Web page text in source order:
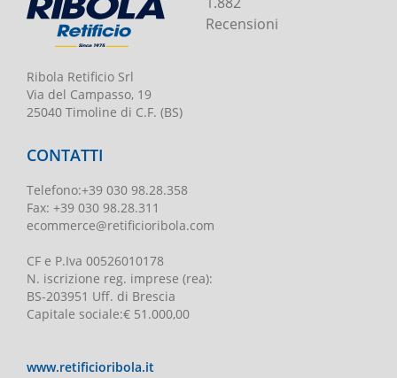
Ribola Retificio Srl
Via del Campasso, 19
25040 Timoline di C.F. (BS)
Recensioni
CONTATTI
Telefono:+39 030 98.28.358
Fax: +39 030 98.28.311
ecommerce@retificioribola.com
CF e P.Iva 00526010178
N. iscrizione reg. imprese (rea):
BS-203951 Uff. di Brescia
Capitale sociale:€ 51.000,00
www.retificioribola.it